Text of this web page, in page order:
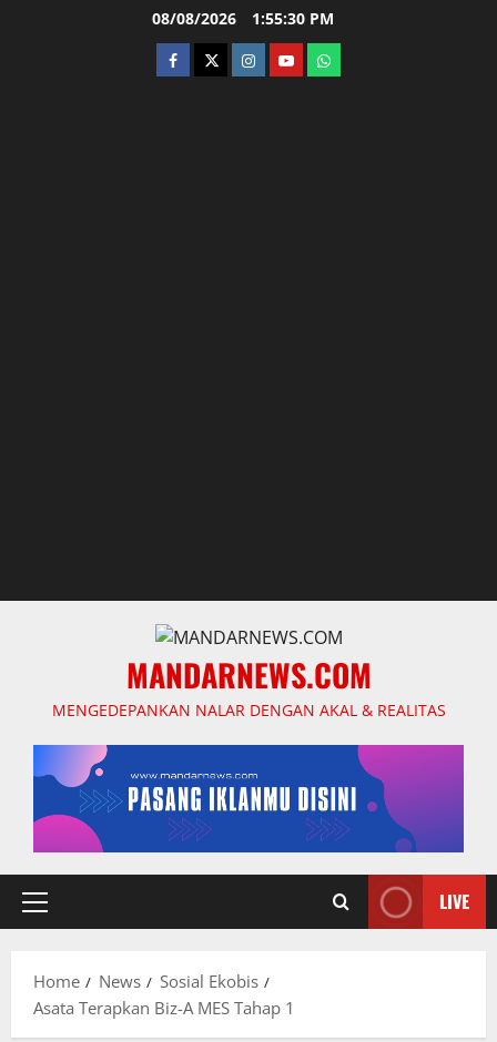
08/08/2026 1:55:31 PM
facebooktwitterinstagram.com
youtubewhatsapp
MANDARNEWS.COM
MENGEDEPANKAN NALAR DENGAN AKAL & REALITAS
Primary
LIVE
Home News
Sosial Ekobis
Asata Terapkan Biz-A MES Tahap 1